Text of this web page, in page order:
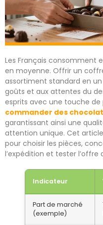
Les Français consomment
en moyenne. Offrir un
assortiment standard en
goûts et aux attentes du
esprits avec une touche de
commander des
garantissant ainsi une
attention unique. Cet
pour choisir les pièces,
l’expédition et tester
Indicateur
Part de marché
(exemple)